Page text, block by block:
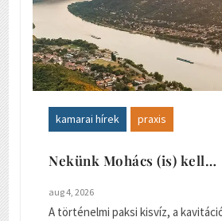
kamarai hírek praxis
Nekünk Mohács (is) kell…
aug 4, 2026
A történelmi paksi kisvíz, a